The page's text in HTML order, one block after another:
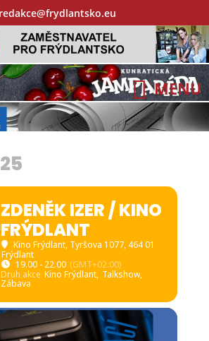
redakce@frydlantsko.eu
ZDENĚK IZER / KINO
FRÝDLANT
Kino Frýdlant, Tyršova 1077, 464 01
Frýdlant
19.00 - 22.00 (GMT+02:00)
Druh akce Kino Frýdlant, Talkshow,
Zábava